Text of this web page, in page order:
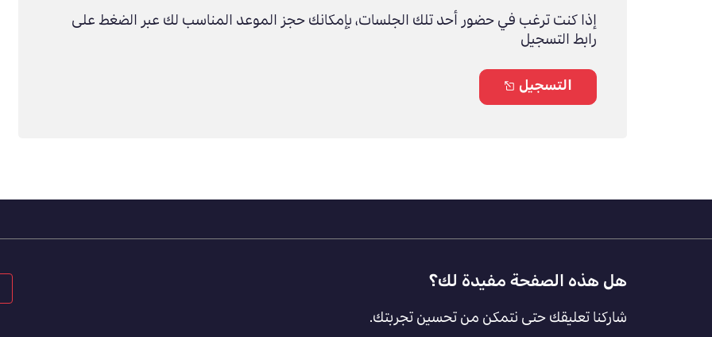
إذا كنت ترغب في حضور أحد تلك الجلسات، بإمكانك حجز الموعد المناسب لك عبر الضغط على
رابط التسجيل
التسجيل
Footer
Feedback
[AR]
هل هذه الصفحة مفيدة لك؟
شاركنا تعليقك حتى نتمكن من تحسين تجربتك.